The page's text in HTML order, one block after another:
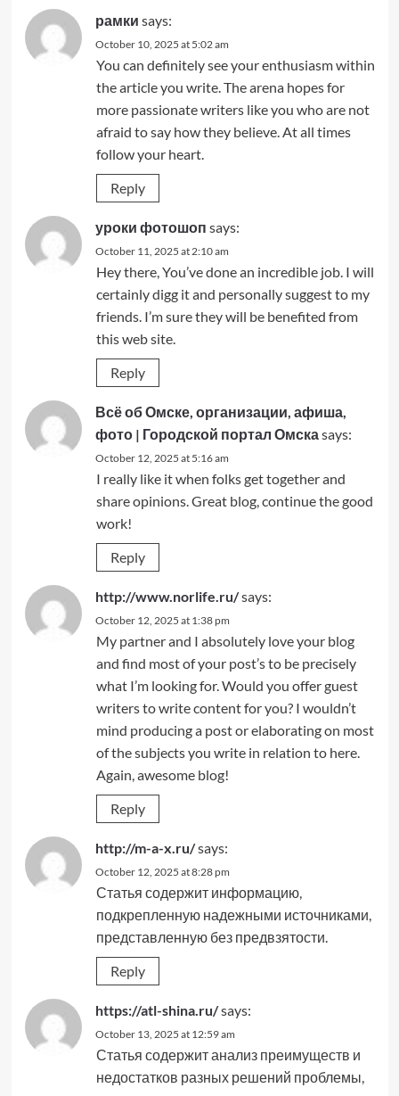
рамки says:
October 10, 2025 at 5:02 am
You can definitely see your enthusiasm within
the article you write. The arena hopes for
more passionate writers like you who are not
afraid to say how they believe. At all times
follow your heart.
Reply
уроки фотошоп says:
October 11, 2025 at 2:10 am
Hey there, You’ve done an incredible job. I will
certainly digg it and personally suggest to my
friends. I’m sure they will be benefited from
this web site.
Reply
Всё об Омске, организации, афиша,
фото | Городской портал Омскаsays:
October 12, 2025 at 5:16 am
I really like it when folks get together and
share opinions. Great blog, continue the good
work!
Reply
http://www.norlife.ru/says:
October 12, 2025 at 1:38 pm
My partner and I absolutely love your blog
and find most of your post’s to be precisely
what I’m looking for. Would you offer guest
writers to write content for you? I wouldn’t
mind producing a post or elaborating on most
of the subjects you write in relation to here.
Again, awesome blog!
Reply
http://m-a-x.ru/says:
October 12, 2025 at 8:28 pm
Статья содержит информацию,
подкрепленную надежными источниками,
представленную без предвзятости.
Reply
https://atl-shina.ru/says:
October 13, 2025 at 12:59 am
Статья содержит анализ преимуществ и
недостатков разных решений проблемы,